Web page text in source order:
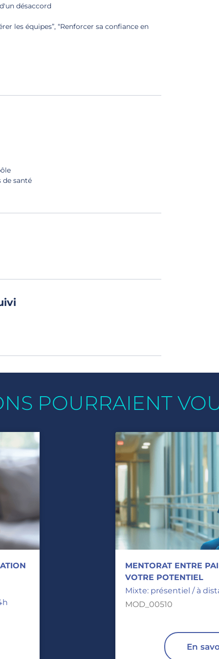
désaccord
les équipes”, “Renforcer sa confiance en
de santé
POURRAIENT
MENTORAT ENTRE
VOTRE POTENTIEL
Mixte: présentiel / à
MOD_00510
En